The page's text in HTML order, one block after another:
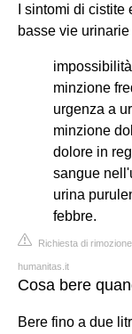
I sintomi di
basse vie
minzione
urgenza a
minzione
dolore in
sangue
urina
febbre.
Richiesta di
humanitas.it
Cosa bere
Bere fino a due